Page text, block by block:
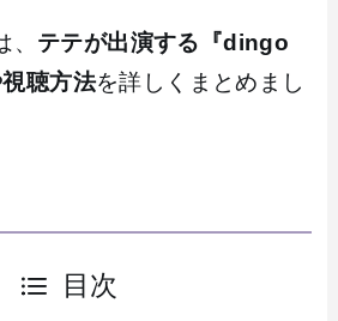
テテが出演する『dingo
聴方法を詳しくまとめまし
目次